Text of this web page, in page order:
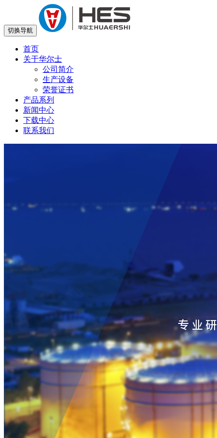
切换导航
首页
关于华尔士
公司简介
生产设备
荣誉证书
产品系列
新闻中心
下载中心
联系我们